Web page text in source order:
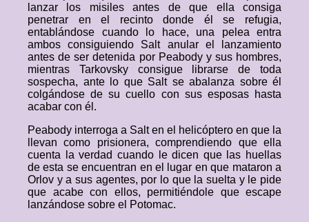
lanzar los misiles antes de que ella consiga
penetrar en el recinto donde él se refugia,
entablándose cuando lo hace, una pelea entra
ambos consiguiendo Salt anular el lanzamiento
antes de ser detenida por Peabody y sus hombres,
mientras Tarkovsky consigue librarse de toda
sospecha, ante lo que Salt se abalanza sobre él
colgándose de su cuello con sus esposas hasta
acabar con él.
Peabody interroga a Salt en el helicóptero en que la
llevan como prisionera, comprendiendo que ella
cuenta la verdad cuando le dicen que las huellas
de esta se encuentran en el lugar en que mataron a
Orlov y a sus agentes, por lo que la suelta y le pide
que acabe con ellos, permitiéndole que escape
lanzándose sobre el Potomac.